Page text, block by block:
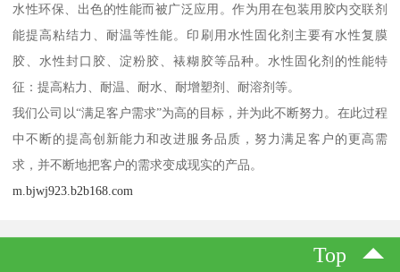
水性环保、出色的性能而被广泛应用。作为用在包装用胶内交联剂
能提高粘结力、耐温等性能。印刷用水性固化剂主要有水性复膜
胶、水性封口胶、淀粉胶、裱糊胶等品种。水性固化剂的性能特
征：提高粘力、耐温、耐水、耐增塑剂、耐溶剂等。
我们公司以“满足客户需求”为高的目标，并为此不断努力。在此过程
中不断的提高创新能力和改进服务品质，努力满足客户的更高需
求，并不断地把客户的需求变成现实的产品。
m.bjwj923.b2b168.com
Top